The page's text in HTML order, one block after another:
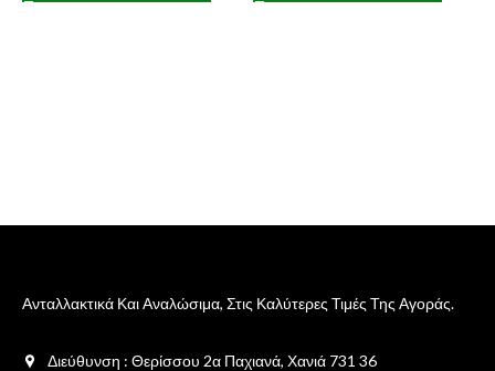
Ανταλλακτικά Και Αναλώσιμα, Στις Καλύτερες Τιμές Της Αγοράς.
Διεύθυνση : Θερίσσου 2α Παχιανά, Χανιά 731 36